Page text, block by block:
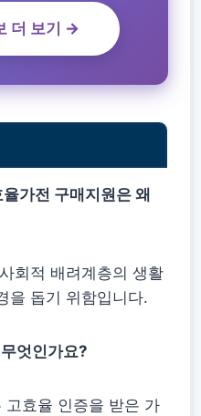
더 보기 →
가전 구매지원은 왜
회적 배려계층의 생활
을 돕기 위함입니다.
엇인가요?
효율 인증을 받은 가